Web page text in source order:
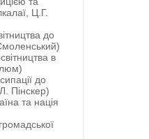
Ц.Г.
до
в
до
Пінскер)
та нація